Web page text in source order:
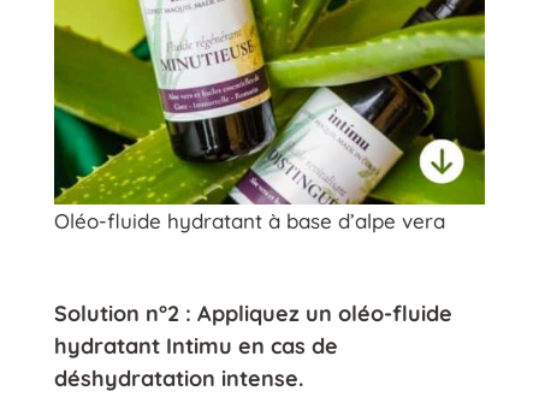
Oléo-fluide hydratant à base d’alpe vera
Solution n°2 : Appliquez un oléo-fluide
hydratant Intimu en cas de
déshydratation intense.